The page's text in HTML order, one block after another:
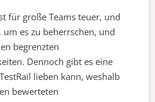
für große Teams teuer, und
um es zu beherrschen, und
begrenzten
Dennoch gibt es eine
lieben kann, weshalb
bewerteten